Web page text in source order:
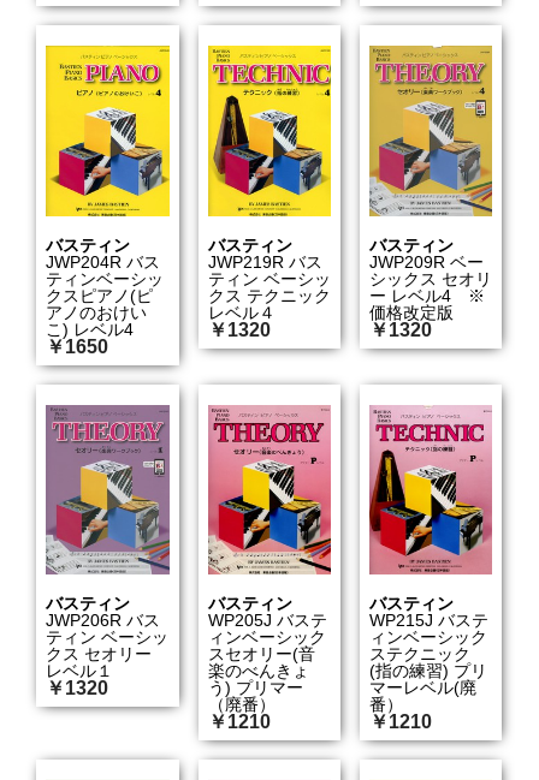
バスティン
JWP204R バス
ティンベーシッ
クスピアノ(ピ
アノのおけい
こ) レベル4
￥1650
バスティン
JWP219R バス
ティン ベーシッ
クス テクニック
レベル４
￥1320
バスティン
JWP209R ベー
シックス セオリ
ー レベル4 ※
価格改定版
￥1320
バスティン
JWP206R バス
ティン ベーシッ
クス セオリー
レベル１
￥1320
バスティン
WP205J バステ
ィンベーシック
スセオリー(音
楽のべんきょ
う) プリマー
（廃番）
￥1210
バスティン
WP215J バステ
ィンベーシック
ステクニック
(指の練習) プリ
マーレベル(廃
番）
￥1210